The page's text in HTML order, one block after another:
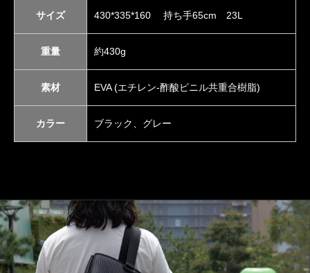
サイズ 430*335*160 持ち手65cm 23L
重量 約430g
素材 EVA (エチレン-酢酸ビニル共重合樹脂)
カラー ブラック、グレー